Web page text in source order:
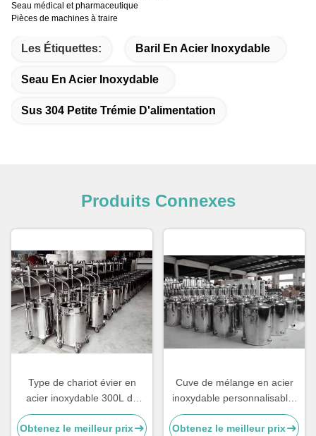
Seau médical et pharmaceutique
Pièces de machines à traire
Les Étiquettes: Baril En Acier Inoxydable
Seau En Acier Inoxydable
Sus 304 Petite Trémie D'alimentation
Produits Connexes
Type de chariot évier en
acier inoxydable 300L de
qualité alimentaire
personnalisé
Obtenez le meilleur prix
Cuve de mélange en acier
inoxydable personnalisable,
réservoir de stockage de lait
3 kg
Obtenez le meilleur prix